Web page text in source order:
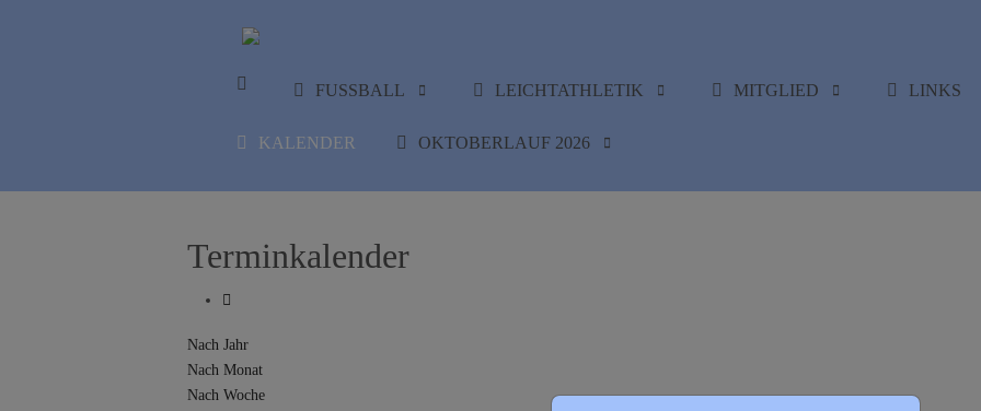
FUSSBALL LEICHTATHLETIK MITGLIED LINKS
KALENDER OKTOBERLAUF 2026
Terminkalender
Nach Jahr
Nach Monat
Nach Woche